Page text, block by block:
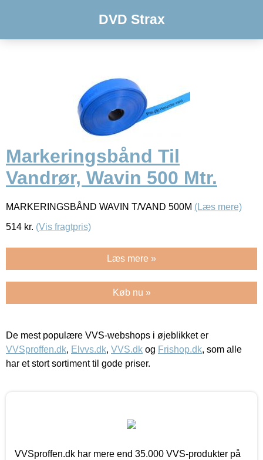
DVD Strax
Markeringsbånd Til
Vandrør, Wavin 500 Mtr.
MARKERINGSBÅND WAVIN T/VAND 500M (Læs mere)
514 kr. (Vis fragtpris)
Læs mere »
Køb nu »
De mest populære VVS-webshops i øjeblikket er
VVSproffen.dk, Elvvs.dk, VVS.dk og Frishop.dk, som alle
har et stort sortiment til gode priser.
VVSproffen.dk har mere end 35.000 VVS-produkter på